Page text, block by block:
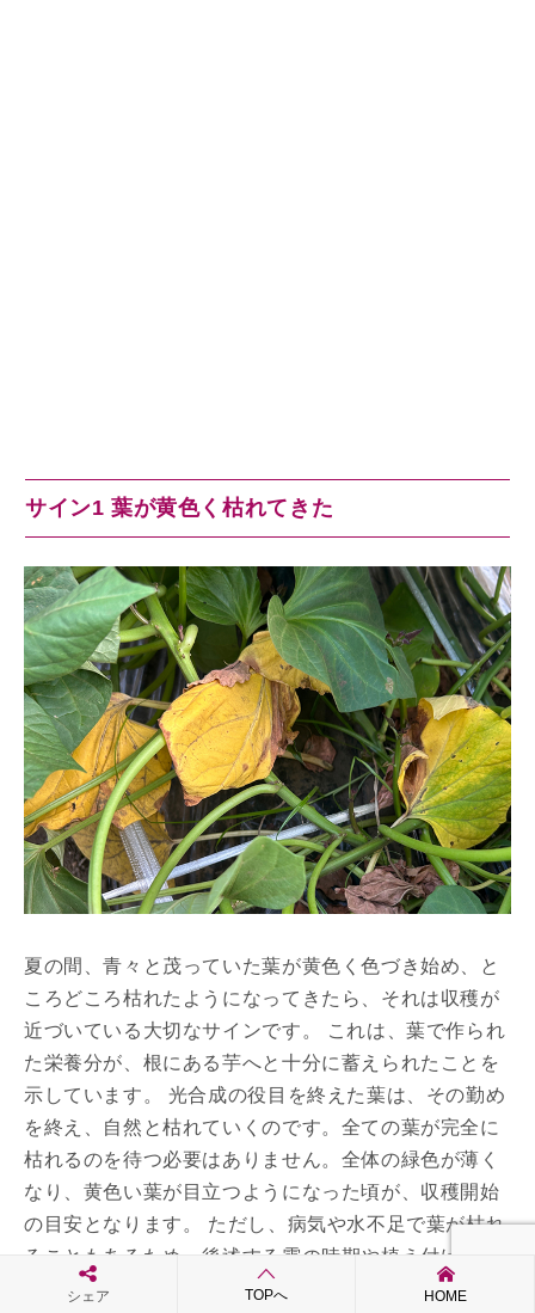
サイン1 葉が黄色く枯れてきた
夏の間、青々と茂っていた葉が黄色く色づき始め、と
ころどころ枯れたようになってきたら、それは収穫が
近づいている大切なサインです。 これは、葉で作られ
た栄養分が、根にある芋へと十分に蓄えられたことを
示しています。 光合成の役目を終えた葉は、その勤め
を終え、自然と枯れていくのです。全ての葉が完全に
枯れるのを待つ必要はありません。全体の緑色が薄く
なり、黄色い葉が目立つようになった頃が、収穫開始
の目安となります。 ただし、病気や水不足で葉が枯れ
ることもあるため、後述する霜の時期や植え付けから
の日数を併せて判断することが重要です。
シェア TOPへ HOME